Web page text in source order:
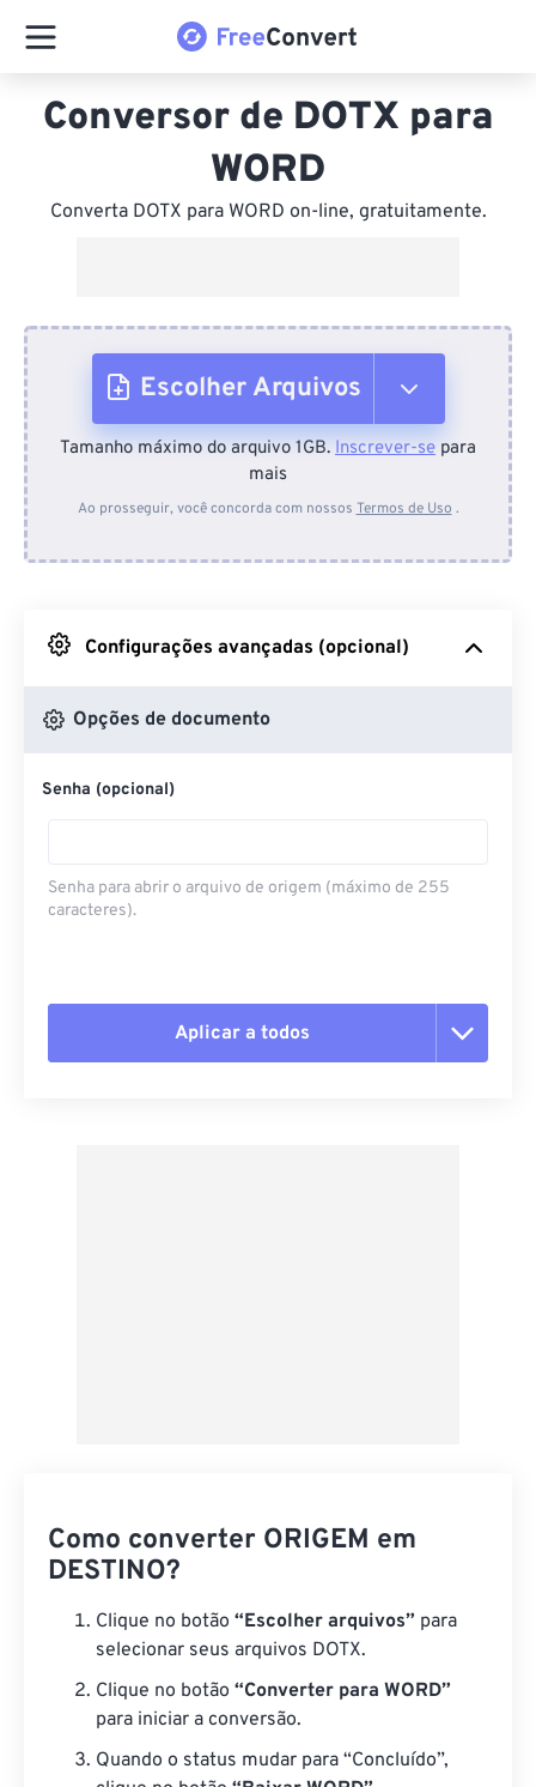
Conversor de DOTX para
WORD
Converta DOTX para WORD on-line, gratuitamente.
Escolher Arquivos
Do dispositivo
Do Google Drive
Do OneDrive
Da URL
Tamanho máximo do arquivo 1GB. Inscrever-se para
mais
Ao prosseguir, você concorda com nossos Termos de Uso .
Configurações avançadas (opcional)
Opções de documento
Senha (opcional)
Senha para abrir o arquivo de origem (máximo de 255
caracteres).
Aplicar a todos
Como converter ORIGEM em
DESTINO?
Clique no botão “Escolher arquivos” para
selecionar seus arquivos DOTX.
Clique no botão “Converter para WORD”
para iniciar a conversão.
Quando o status mudar para “Concluído”,